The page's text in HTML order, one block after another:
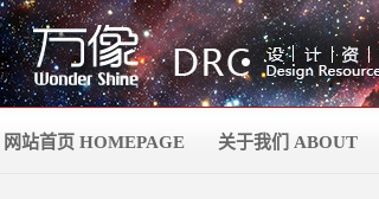
网站首页 HOMEPAGE 关于我们 ABOUT